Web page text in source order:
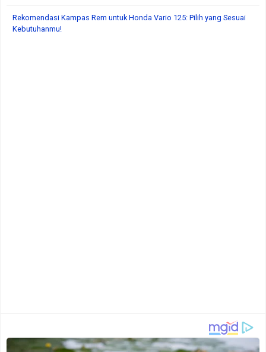
Rekomendasi Kampas Rem untuk Honda Vario 125: Pilih yang Sesuai
Kebutuhanmu!